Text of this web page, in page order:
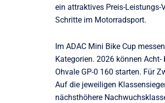
ein attraktives Preis-
Schritte im Motorradsport.
Im ADAC Mini Bike Cup
Kategorien. 2026 können
Ohvale GP-0 160 starten. Für
Auf die jeweiligen
nächsthöhere